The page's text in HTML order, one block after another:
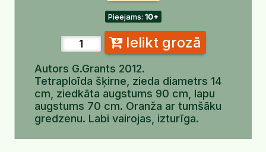
Pieejams: 10+
Ielikt grozā
Autors G.Grants 2012.
Tetraploīda šķirne, zieda diametrs 14
cm, ziedkāta augstums 90 cm, lapu
augstums 70 cm. Oranža ar tumšāku
gredzenu. Labi vairojas, izturīga.